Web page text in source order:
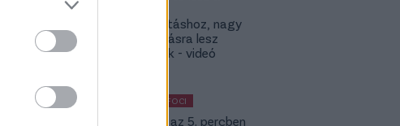
továbbjutáshoz, nagy
feltámadásra lesz
szükségük - videó
KÜLFÖLDI FOCI
Bolla már az 5. percben